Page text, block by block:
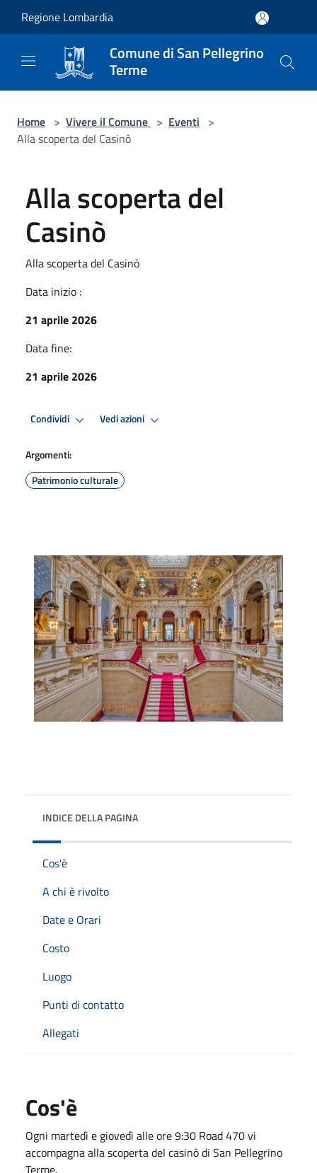
Regione Lombardia
Comune di San Pellegrino
Terme
Home > Vivere il Comune > Eventi >
Alla scoperta del Casinò
Alla scoperta del
Casinò
Alla scoperta del Casinò
Data inizio :
21 aprile 2026
Data fine:
21 aprile 2026
Condividi Vedi azioni
Argomenti:
Patrimonio culturale
INDICE DELLA PAGINA
Cos'è
A chi è rivolto
Date e Orari
Costo
Luogo
Punti di contatto
Allegati
Cos'è
Ogni martedì e giovedì alle ore 9:30 Road 470 vi
accompagna alla scoperta del casinò di San Pellegrino
Terme.